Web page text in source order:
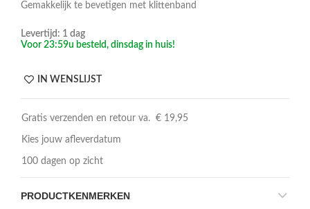
Gemakkelijk te bevetigen met klittenband
Levertijd: 1 dag
Voor 23:59u besteld, dinsdag in huis!
IN WENSLIJST
Gratis verzenden en retour va. € 19,95
Kies jouw afleverdatum
100 dagen op zicht
PRODUCTKENMERKEN